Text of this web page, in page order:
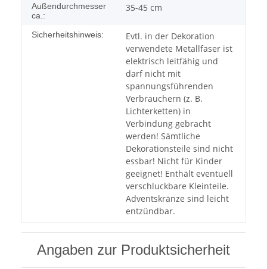
Außendurchmesser
ca.:
35-45 cm
Sicherheitshinweis:
Evtl. in der Dekoration
verwendete Metallfaser ist
elektrisch leitfähig und
darf nicht mit
spannungsführenden
Verbrauchern (z. B.
Lichterketten) in
Verbindung gebracht
werden! Sämtliche
Dekorationsteile sind nicht
essbar! Nicht für Kinder
geeignet! Enthält eventuell
verschluckbare Kleinteile.
Adventskränze sind leicht
entzündbar.
Angaben zur Produktsicherheit